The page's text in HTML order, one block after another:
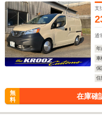
支
通
年
車
保
住
無
料
在庫確